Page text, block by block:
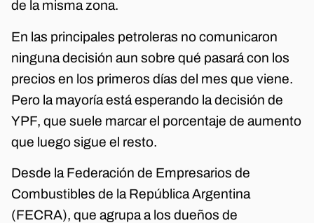
de la misma zona.
En las principales petroleras no comunicaron
ninguna decisión aun sobre qué pasará con los
precios en los primeros días del mes que viene.
Pero la mayoría está esperando la decisión de
YPF, que suele marcar el porcentaje de aumento
que luego sigue el resto.
Desde la Federación de Empresarios de
Combustibles de la República Argentina
(FECRA), que agrupa a los dueños de